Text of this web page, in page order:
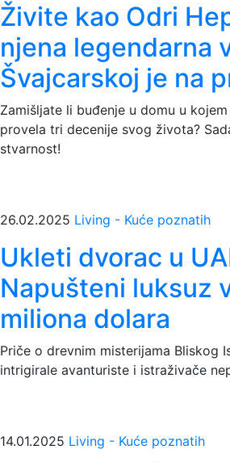
Živite kao Odri
njena legendarna
Švajcarskoj je na
Zamišljate li buđenje u domu u
provela tri decenije svog života?
stvarnost!
26.02.2025 Living - Kuće poznatih
Ukleti dvorac u
Napušteni luksuz
miliona dolara
Priče o drevnim misterijama Bliskog
intrigirale avanturiste i istraživače
14.01.2025 Living - Kuće poznatih